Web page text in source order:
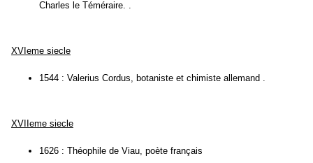
Charles le Téméraire. .
XVIeme siecle
1544 : Valerius Cordus, botaniste et chimiste allemand .
XVIIeme siecle
1626 : Théophile de Viau, poète français